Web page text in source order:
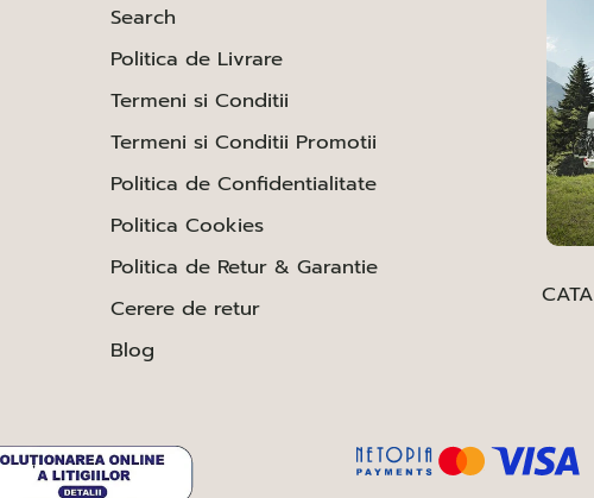
Search
Politica de Livrare
Termeni si Conditii
Termeni si Conditii Promotii
Politica de Confidentialitate
Politica Cookies
Politica de Retur & Garantie
Cerere de retur
Blog